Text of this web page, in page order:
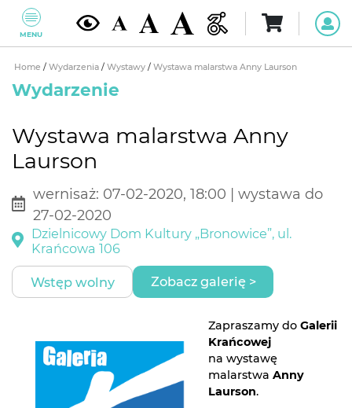
MENU
Home / Wydarzenia / Wystawy / Wystawa malarstwa Anny Laurson
Wydarzenie
Wystawa malarstwa Anny
Laurson
wernisaż: 07-02-2020, 18:00 | wystawa do
27-02-2020
Dzielnicowy Dom Kultury „Bronowice”, ul.
Krańcowa 106
Wstęp wolny Zobacz galerię >
Zapraszamy do Galerii
Krańcowej
na wystawę
malarstwa Anny
Laurson.